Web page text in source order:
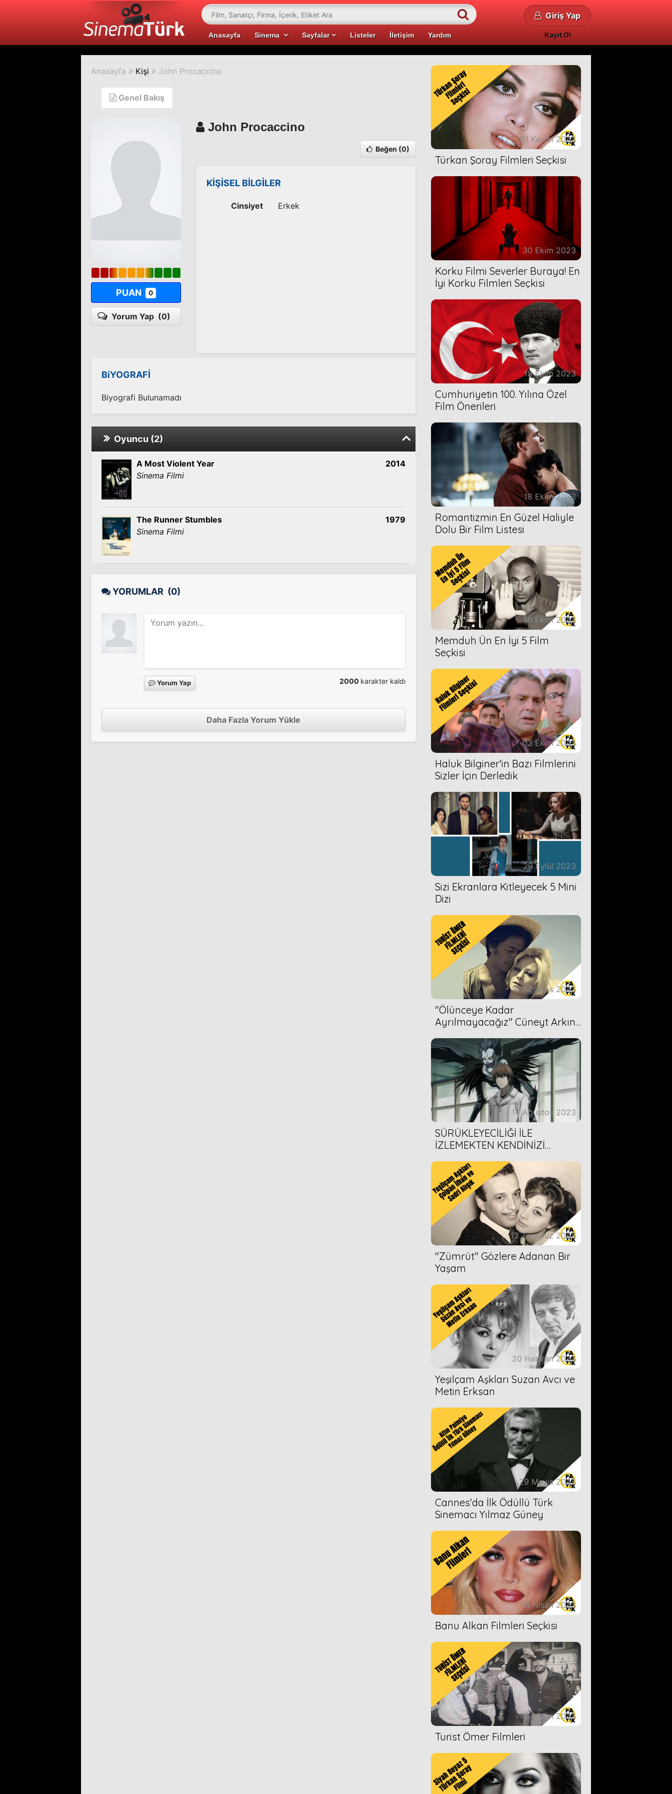
Anasayfa Sinema Sayfalar Listeler İletişim Yardım
Giriş Yap
Kayıt Ol
Anasayfa Kişi John Procaccino
Genel Bakış
PUAN 0
Yorum Yap (0)
John Procaccino
Beğen (0)
KİŞİSEL BİLGİLER
Cinsiyet Erkek
BiYOGRAFİ
Biyografi Bulunamadı
Oyuncu (2)
A Most Violent Year
Sinema Filmi
2014
The Runner Stumbles
Sinema Filmi
1979
YORUMLAR (0)
Yorum Yap 2000 karakter kaldı
Daha Fazla Yorum Yükle
01 Kasım 2023
Türkan Şoray Filmleri Seçkisi
30 Ekim 2023
Korku Filmi Severler Buraya! En
İyi Korku Filmleri Seçkisi
18 Ekim 2023
Cumhuriyetin 100. Yılına Özel
Film Önerileri
18 Ekim 2023
Romantizmin En Güzel Haliyle
Dolu Bir Film Listesi
10 Ekim 2023
Memduh Ün En İyi 5 Film
Seçkisi
03 Ekim 2023
Haluk Bilginer'in Bazı Filmlerini
Sizler İçin Derledik
29 Eylül 2023
Sizi Ekranlara Kitleyecek 5 Mini
Dizi
16 Ağustos 2023
''Ölünceye Kadar
Ayrılmayacağız'' Cüneyt Arkın-
14 Ağustos 2023
SÜRÜKLEYECİLİĞİ İLE
İZLEMEKTEN KENDİNİZİ
ÖNERİMİZ
12 Temmuz 2023
''Zümrüt'' Gözlere Adanan Bir
Yaşam
20 Haziran 2023
Yeşilçam Aşkları Suzan Avcı ve
Metin Erksan
29 Mayıs 2023
Cannes'da İlk Ödüllü Türk
Sinemacı Yılmaz Güney
18 Nisan 2023
Banu Alkan Filmleri Seçkisi
05 Nisan 2023
Turist Ömer Filmleri